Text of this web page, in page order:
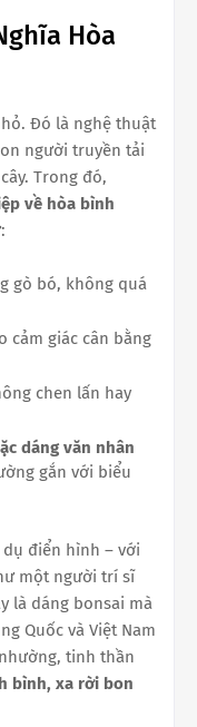
Hòa
Đó là nghệ thuật
người truyền tải
Trong đó,
về hòa bình
gò bó, không quá
cảm giác cân bằng
chen lấn hay
dáng văn nhân
gắn với biểu
điển hình – với
một người trí sĩ
là dáng bonsai mà
Quốc và Việt Nam
tinh thần
bình, xa rời bon